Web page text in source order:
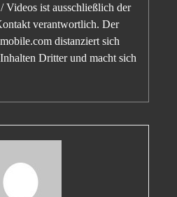
Videos ist ausschließlich der
verantwortlich. Der
distanziert sich
Dritter und macht sich